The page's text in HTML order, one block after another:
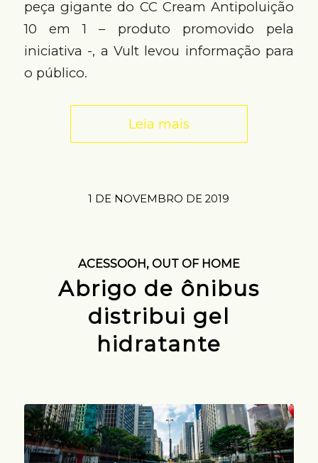
peça gigante do CC Cream Antipoluição
10 em 1 – produto promovido pela
iniciativa -, a Vult levou informação para
o público.
Leia mais
1 DE NOVEMBRO DE 2019
ACESSOOH, OUT OF HOME
Abrigo de ônibus
distribui gel
hidratante